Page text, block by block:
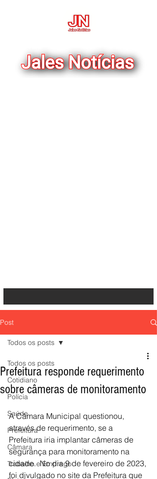
Post
Todos os posts
Cotidiano
Polícia
Saúde
Prefeitura
Câmara
Trabalho e Emprego
Todos os posts
Prefeitura responde requerimento
sobre câmeras de monitoramento
A Câmara Municipal questionou,
através de requerimento, se a
Prefeitura iria implantar câmeras de
segurança para monitoramento na
cidade.  No dia 9 de fevereiro de 2023,
foi divulgado no site da Prefeitura que